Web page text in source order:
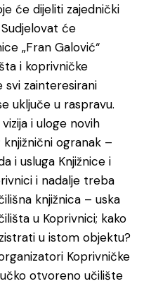
će dijeliti zajednički
će
„Fran Galović“
i koprivničke
svi zainteresirani
uključe u raspravu.
i uloge novih
knjižnični ogranak –
i usluga Knjižnice i
i nadalje treba
knjižnica – uska
u Koprivnici; kako
u istom objektu?
Koprivničke
otvoreno učilište